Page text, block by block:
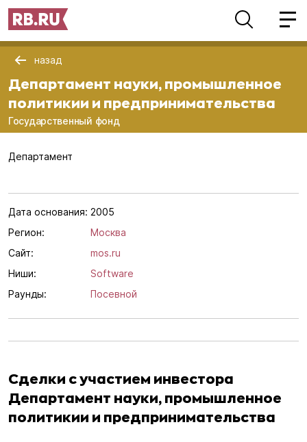
назад
Департамент науки, промышленное
политикии и предпринимательства
Государственный фонд
Департамент
Дата основания: 2005
Регион:
Москва
Сайт:
mos.ru
Ниши:
Software
Раунды:
Посевной
Сделки с участием инвестора
Департамент науки, промышленное
политикии и предпринимательства